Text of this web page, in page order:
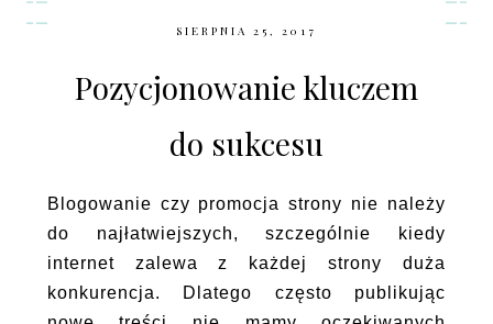
SIERPNIA 25, 2017
Pozycjonowanie kluczem
do sukcesu
Blogowanie czy promocja strony nie należy
do najłatwiejszych, szczególnie kiedy
internet zalewa z każdej strony duża
konkurencja. Dlatego często publikując